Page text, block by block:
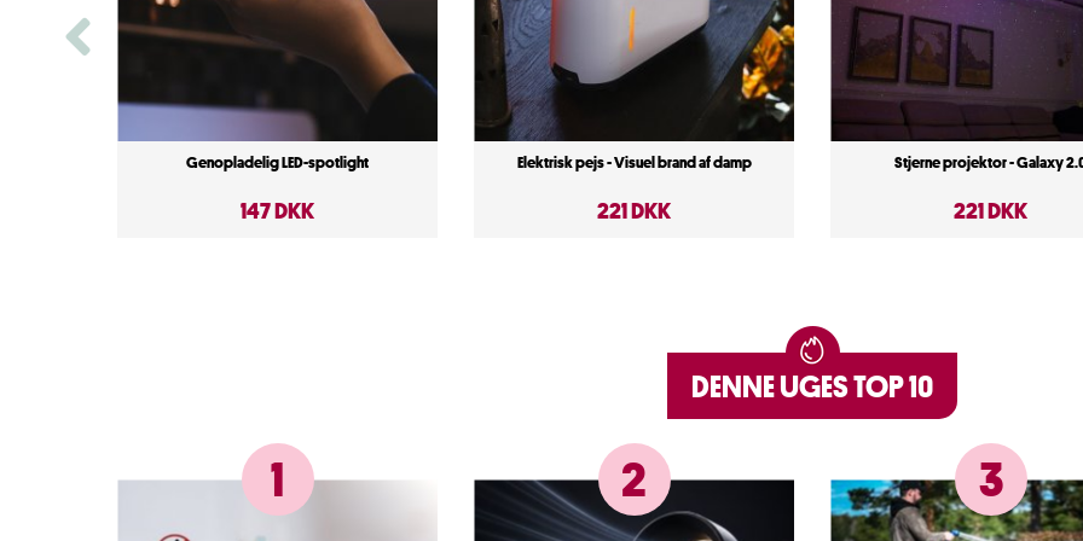
Genopladelig LED-spotlight
147 DKK
Elektrisk pejs - Visuel brand af damp
221 DKK
Stjerne projektor - Galaxy
221 DKK
DENNE UGES TOP 10
1 2 3